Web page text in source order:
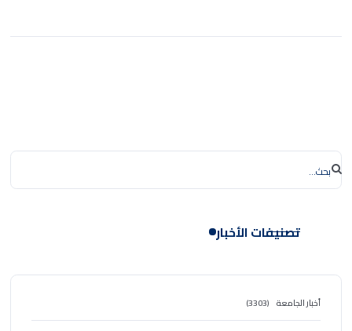
تصنيفات الأخبار
أخبار الجامعة (3303)